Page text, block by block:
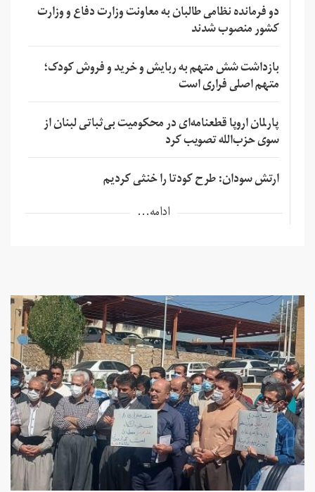
دو فرمانده نظامی طالبان به معاونت وزارت دفاع و وزارت
کشور منصوب شدند
بازداشت شش متهم به ربایش و خرید و فروش کودک؛
متهم اصلی فراری است
پارلمان اروپا قطعنامه‌ای در محکومیت بی‌ثباتی لبنان از
سوی حزب‌الله تصویب کرد
ارتش سودان: طرح کودتا را خنثی کردیم
ادامه...